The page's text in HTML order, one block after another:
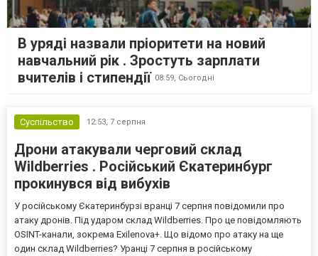
В уряді назвали пріоритети на новий
навчальний рік . Зростуть зарплати
вчителів і стипендії 08:59, Сьогодні
Суспільство 12:53, 7 серпня
Дрони атакували черговий склад
Wildberries . Російський Єкатеринбург
прокинувся від вибухів
У російському Єкатеринбурзі вранці 7 серпня повідомили про
атаку дронів. Під ударом склад Wildberries. Про це повідомляють
OSINT-канали, зокрема Exilenova+. Що відомо про атаку на ще
один склад Wildberries? Уранці 7 серпня в російському